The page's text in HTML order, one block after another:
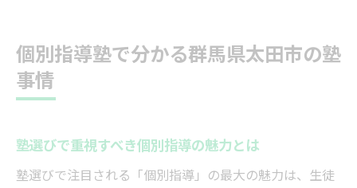
太田市学習塾が選ばれる理由を徹底分析
塾の口コミと保護者が重視する選び方
人気学習塾が行う個別対応の実態を解説
塾で実感する学力向上と安心のサポート
個別指導塾で分かる群馬県太田市の塾
事情
塾選びで重視すべき個別指導の魅力とは
塾選びで注目される「個別指導」の最大の魅力は、生徒